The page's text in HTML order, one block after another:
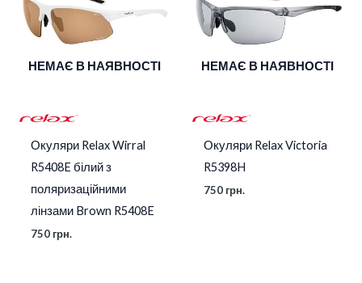
НЕМАЄ В НАЯВНОСТІ
Окуляри Relax Wirral
R5408E білий з
поляризаційними
лінзами Brown R5408E
750 грн.
НЕМАЄ В НАЯВНОСТІ
Окуляри Relax Victoria
R5398H
750 грн.